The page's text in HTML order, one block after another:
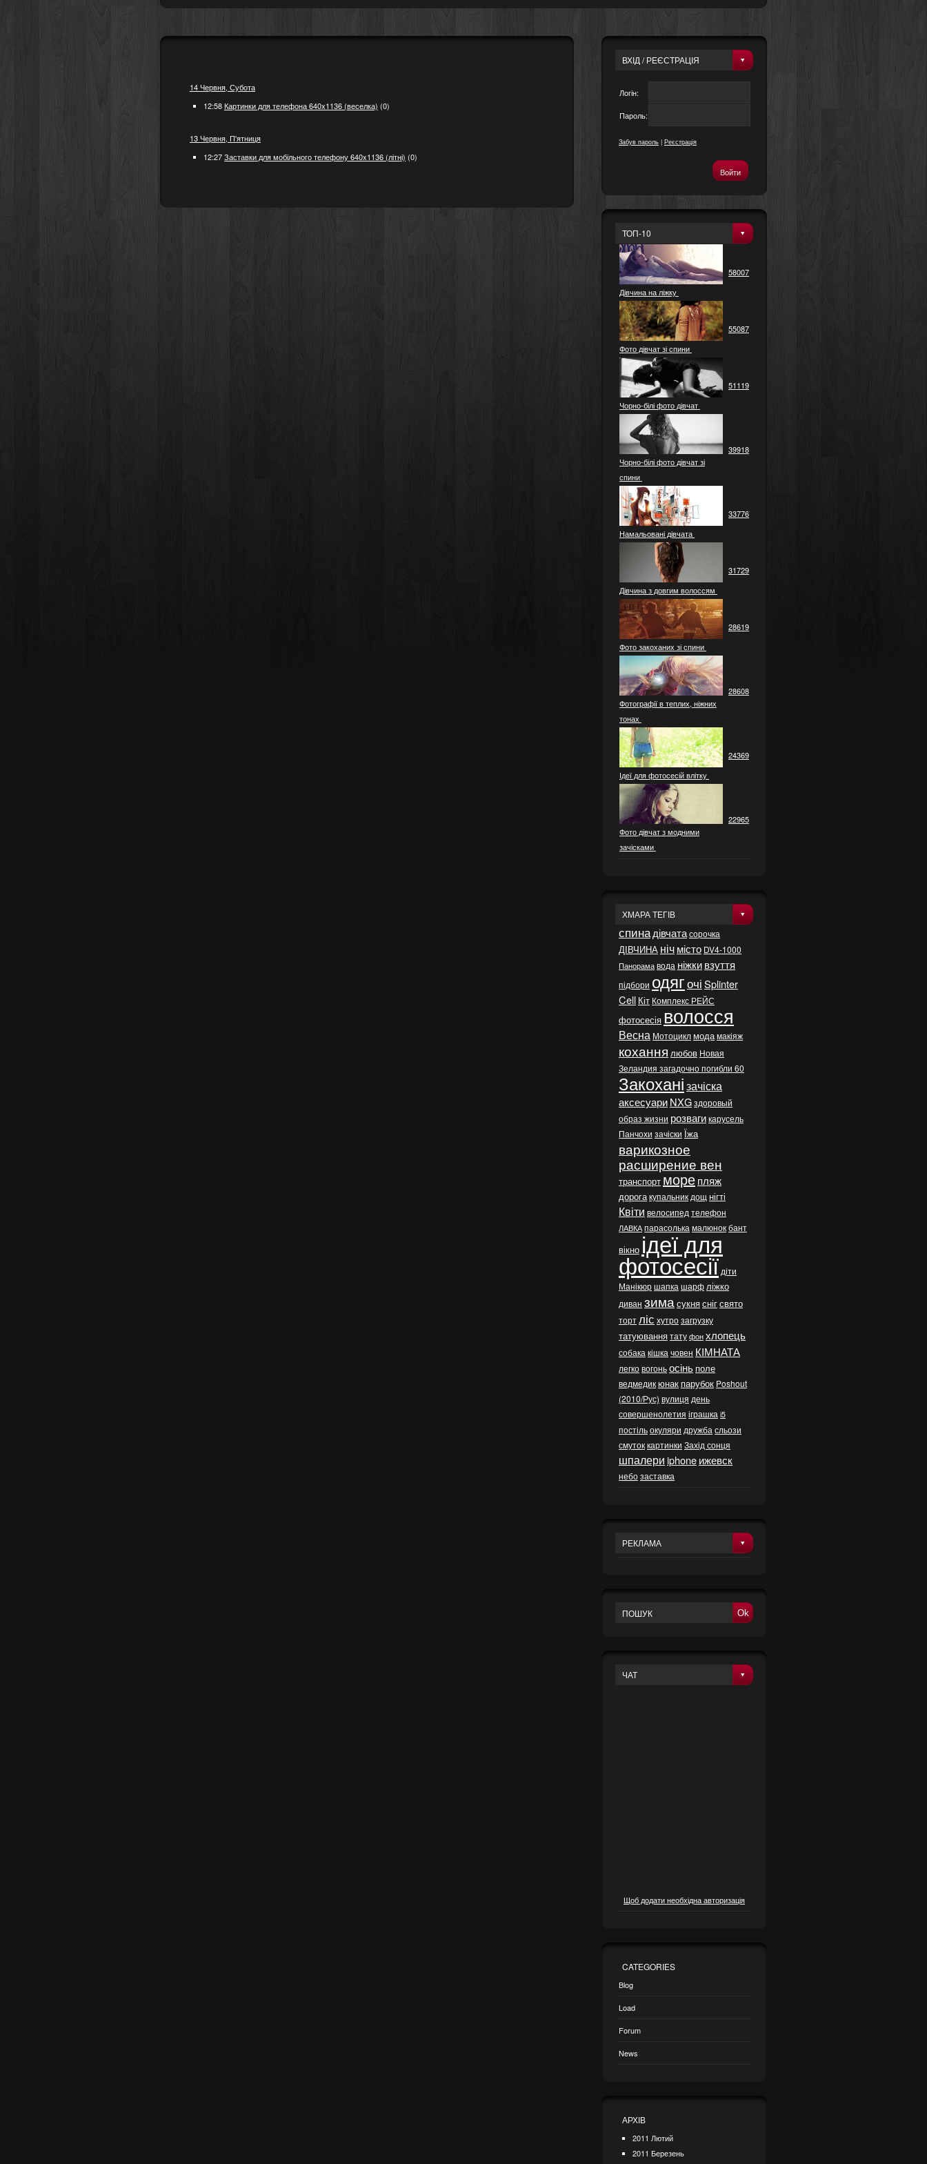
14 Червня, Субота
12:58 Картинки для телефона 640x1136 (веселка) (0)
13 Червня, П'ятниця
12:27Заставки для мобільного телефону 640x1136 (літні) (0)
ВХІД / РЕЄСТРАЦІЯ
Логін:
Пароль:
Забув пароль | Реєстрація
ТОП-10
Дівчина на ліжку
58007
Фото дівчат зі спини
55087
Чорно-білі фото дівчат
51119
Чорно-білі фото дівчат зі
спини
39918
Намальовані дівчата
33776
Дівчина з довгим волоссям
31729
Фото закоханих зі спини
28619
Фотографії в теплих, ніжних
тонах
28608
Ідеї ​​для фотосесій влітку
24369
Фото дівчат з модними
зачісками
22965
ХМАРА ТЕГІВ
спинадівчатасорочка
ДІВЧИНА нічмісто DV4-1000
Панорама вода ніжкивзуття
підбори одягочіSplinter
Cell Кіт Комплекс РЕЙС
фотосесія волосся
Весна Мотоцикл модамакіяж
кохання любов Новая
Зеландия загадочно погибли 60
Закоханізачіска
аксесуариNXGздоровый
образ жизни розвагикарусель
Панчохи зачіски Їжа
варикозное
расширение вен
транспорт морепляж
дорогакупальник дощ нігті
Квіти велосипед телефон
ЛАВКА парасолька малюнокбант
вікноідеї для
фотосесії діти
Манікюршапка шарфліжко
диван зима сукняснігсвято
тортліс хутрозагрузку
татуюваннятату фон хлопець
собака кішка човен КІМНАТА
легковогоньосінь поле
ведмедик юнак парубок Poshout
(2010/Рус) вулиця день
совершенолетия іграшка i5
постільокуляри дружба сльози
смутоккартинки Захід сонця
шпалериiphoneижевск
небозаставка
РЕКЛАМА
Ok
ЧАТ
Щоб додати необхідна авторизація
CATEGORIES
Blog
Load
Forum
News
АРХІВ
2011 Лютий
2011 Березень